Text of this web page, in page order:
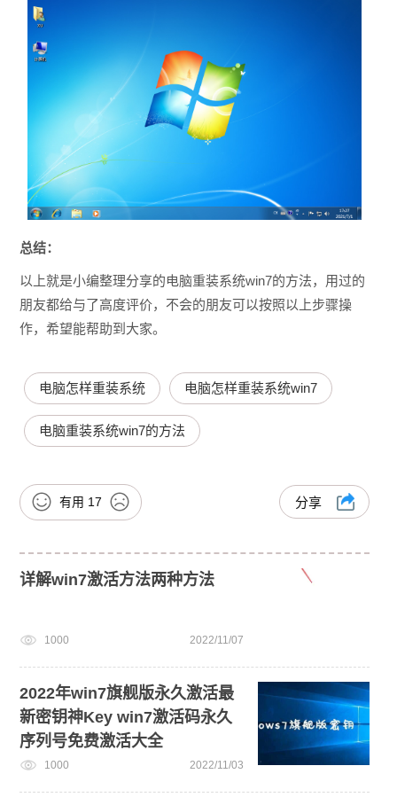
总结：
以上就是小编整理分享的电脑重装系统win7的方法，用过的
朋友都给与了高度评价，不会的朋友可以按照以上步骤操
作，希望能帮助到大家。
电脑怎样重装系统 电脑怎样重装系统win7
电脑重装系统win7的方法
有用 17 分享
详解win7激活方法两种方法
1000 2022/11/07
2022年win7旗舰版永久激活最
新密钥神Key win7激活码永久
序列号免费激活大全
1000 2022/11/03